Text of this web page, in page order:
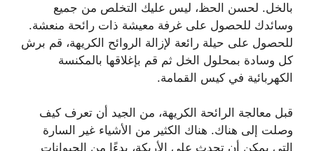
بالخل. لحسن الحظ، ليس عليك التخلص من جميع
وسائدك للحصول على غرفة معيشة ذات رائحة منعشة.
للحصول على حيلة رائعة لإزالة الروائح الكريهة، قم برش
كل وسادة بمحلول الخل ثم قم بإغلاقها بالمكنسة
الكهربائية في كيس القمامة.
قبل معالجة الرائحة الكريهة، من الجيد أن تعرف كيف
وصلت إلى هناك. هناك الكثير من الأشياء غير السارة
التي يمكن أن تحدث على الأريكة، بدءًا من الحيوانات